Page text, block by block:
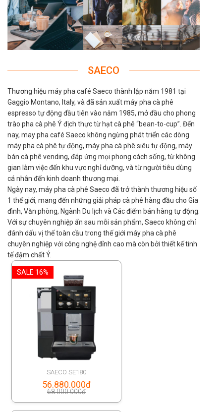
SAECO
Thương hiệu máy pha café Saeco thành lập năm 1981 tại
Gaggio Montano, Italy, và đã sản xuất máy pha cà phê
espresso tự động đầu tiên vào năm 1985, mở đầu cho phong
trào pha cà phê Ý địch thực từ hạt cà phê “bean-to-cup”. Đến
nay, may pha café Saeco không ngừng phát triển các dòng
máy pha cà phê tự động, máy pha cà phê siêu tự động, máy
bán cà phê vending, đáp ứng mọi phong cách sống, từ không
gian làm việc đến khu vực nghỉ dưỡng, và từ người tiêu dùng
cá nhân đến kinh doanh thương mại.
Ngày nay, máy pha cà phê Saeco đã trở thành thương hiệu số
1 thế giới, mang đến những giải pháp cà phê hàng đầu cho Gia
đình, Văn phòng, Ngành Du lịch và Các điểm bán hàng tự động.
Với sự chuyên nghiệp ẩn sau mỗi sản phẩm, Saeco không chỉ
đánh dấu vị thế toàn cầu trong thế giới máy pha cà phê
chuyên nghiệp với công nghệ đỉnh cao mà còn bởi thiết kế tinh
tế đậm chất Ý.
SALE 16%
SAECO SE180
68.000.000đ
Original
56.880.000đ
Current